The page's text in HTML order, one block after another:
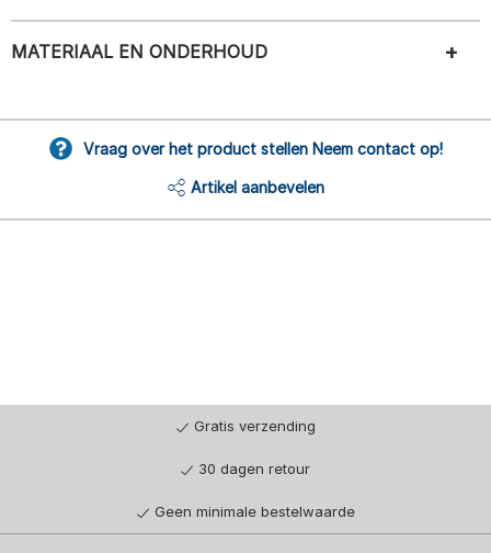
MATERIAAL EN ONDERHOUD
Vraag over het product stellen Neem contact op!
Artikel aanbevelen
Gratis verzending
30 dagen retour
Geen minimale bestelwaarde